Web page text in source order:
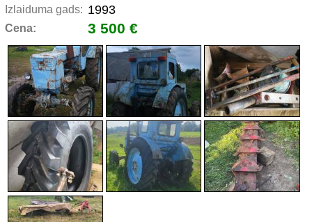
Izlaiduma gads: 1993
Cena: 3 500 €